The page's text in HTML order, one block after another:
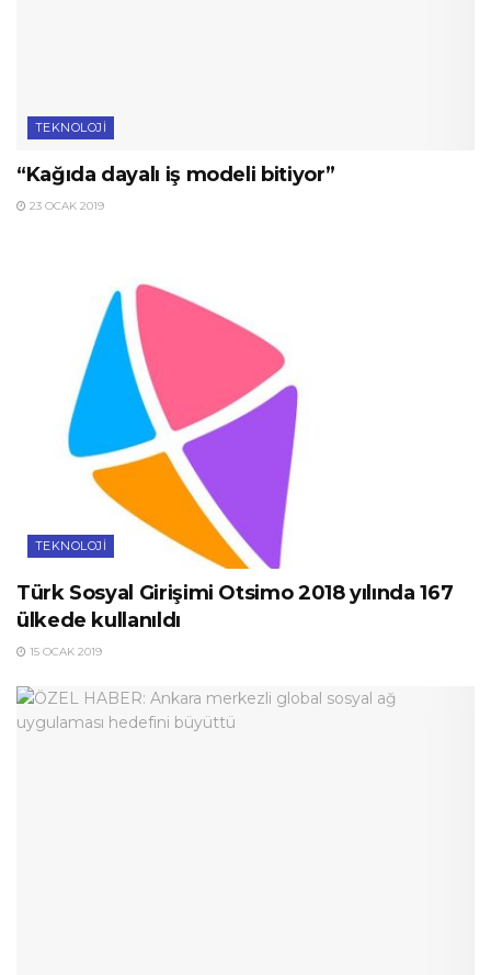
TEKNOLOJI
“Kağıda dayalı iş modeli bitiyor”
23 OCAK 2019
TEKNOLOJI
Türk Sosyal Girişimi Otsimo 2018 yılında 167
ülkede kullanıldı
15 OCAK 2019